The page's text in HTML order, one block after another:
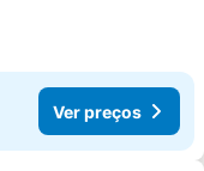
Ver preços